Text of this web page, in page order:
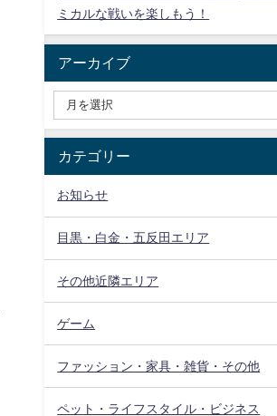
ミカルな戦いを楽しもう！
アーカイブ
カテゴリー
お知らせ
目黒・白金・五反田エリア
その他近隣エリア
ゲーム
ファッション・家具・雑貨・その他
ペット・ライフスタイル・ビジネス